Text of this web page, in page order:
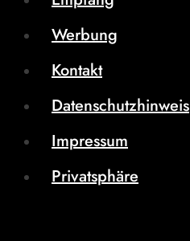
Werbung
Kontakt
Datenschutzhinweis
Impressum
Privatsphäre